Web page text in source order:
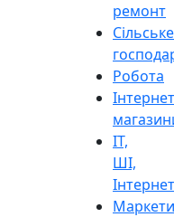
ремонт
Сільське
Робота
Інтернет
ІТ,
ШІ,
Інтернет